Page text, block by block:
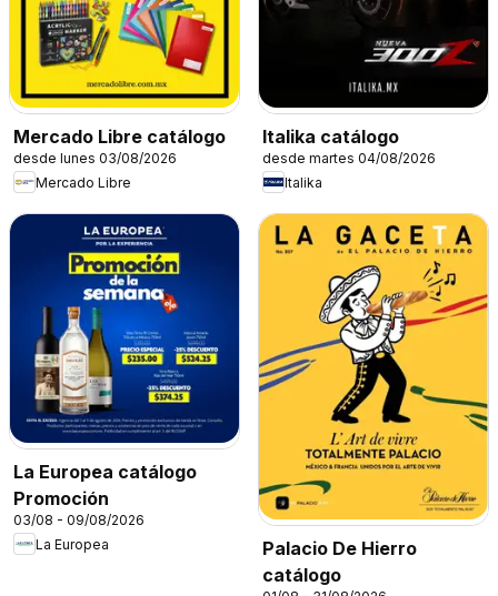
Mercado Libre catálogo
desde lunes 03/08/2026
Mercado Libre
Italika catálogo
desde martes 04/08/2026
Italika
La Europea catálogo
Promoción
03/08 - 09/08/2026
La Europea
Palacio De Hierro
catálogo